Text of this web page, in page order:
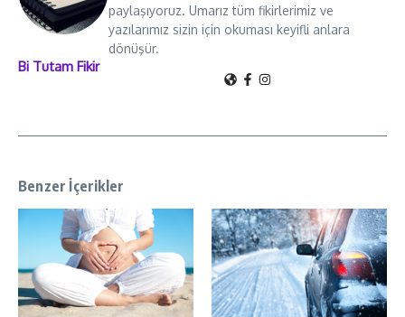
Bi Tutam Fikir
paylaşıyoruz. Umarız tüm fikirlerimiz ve
yazılarımız sizin için okuması keyifli anlara
dönüşür.
Benzer İçerikler